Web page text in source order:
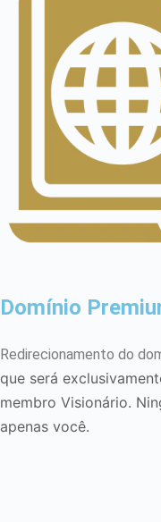
Domínio
Redirecionamento do
que será
membro Visionário.
apenas você.